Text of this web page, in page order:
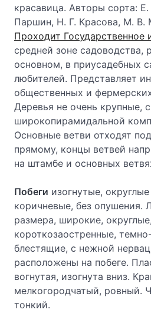
красавица. Авторы сорта:
Паршин, Н. Г. Красова, М. В.
Проходит Государственное
средней зоне садоводства,
основном, в приусадебных
любителей. Представляет
общественных и
Деревья не очень крупные, с
широкопирамидальной
Основные ветви отходят
прямому, концы ветвей
на штамбе и основных
Побеги изогнутые,
коричневые, без опушения.
размера, широкие, округлые,
короткозаостренные,
блестящие, с нежной
расположены на побеге.
вогнутая, изогнута вниз.
мелкогородчатый, ровный.
тонкий.